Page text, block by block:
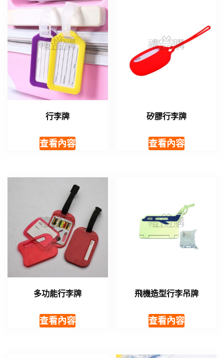
行李牌
查看內容
矽膠行李牌
查看內容
多功能行李牌
查看內容
飛機造型行李吊牌
查看內容